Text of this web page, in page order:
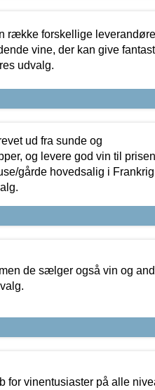
række forskellige
vine, der kan give
udvalg.
ud fra sunde og
og levere god vin til
gårde hovedsalig i
de sælger også vin og
for vinentusiaster på alle